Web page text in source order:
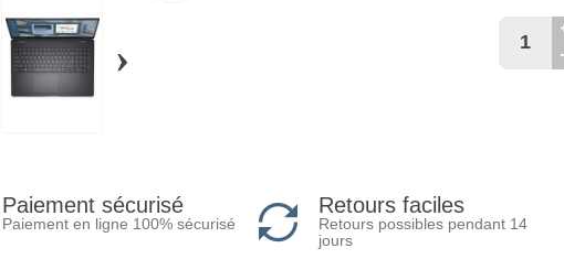
›
Paiement sécurisé
Paiement en ligne 100% sécurisé
Retours faciles
Retours possibles pendant 14
jours